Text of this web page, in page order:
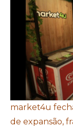
market4u
de expansão,